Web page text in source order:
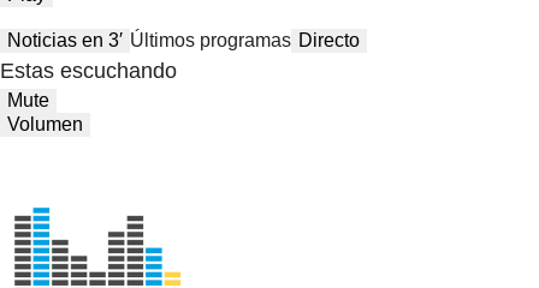
Noticias en 3′ Últimos programas Directo
Estas escuchando
Mute
Volumen